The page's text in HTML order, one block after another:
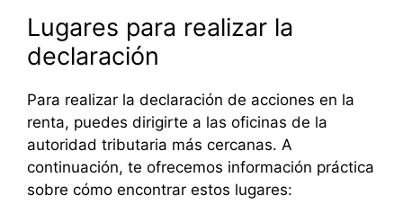
Lugares para realizar la
declaración
Para realizar la declaración de acciones en la
renta, puedes dirigirte a las oficinas de la
autoridad tributaria más cercanas. A
continuación, te ofrecemos información práctica
sobre cómo encontrar estos lugares: